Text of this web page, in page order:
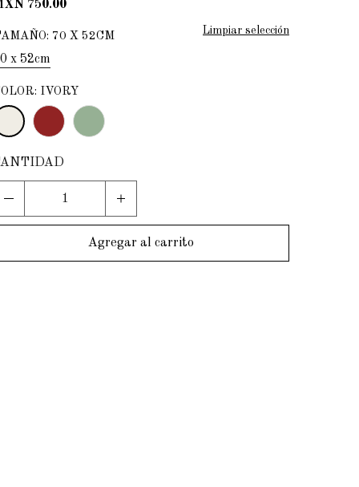
750.00
Limpiar selección
: 70 X 52CM
x 52cm
: IVORY
Agregar al carrito